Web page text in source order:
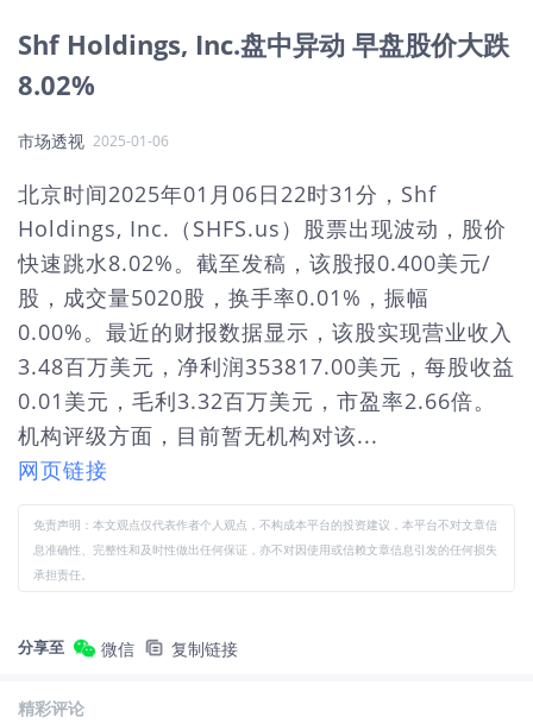
Shf Holdings, Inc.盘中异动 早盘股价大跌
8.02%
市场透视 2025-01-06
北京时间2025年01月06日22时31分，Shf
Holdings, Inc.（SHFS.us）股票出现波动，股价
快速跳水8.02%。截至发稿，该股报0.400美元/
股，成交量5020股，换手率0.01%，振幅
0.00%。最近的财报数据显示，该股实现营业收入
3.48百万美元，净利润353817.00美元，每股收益
0.01美元，毛利3.32百万美元，市盈率2.66倍。
机构评级方面，目前暂无机构对该...
网页链接
免责声明：本文观点仅代表作者个人观点，不构成本平台的投资建议，本平台不对文章信
息准确性、完整性和及时性做出任何保证，亦不对因使用或信赖文章信息引发的任何损失
承担责任。
分享至 微信 复制链接
精彩评论